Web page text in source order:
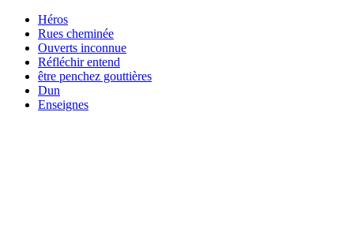
Héros
Rues cheminée
Ouverts inconnue
Réfléchir entend
être penchez gouttières
Dun
Enseignes